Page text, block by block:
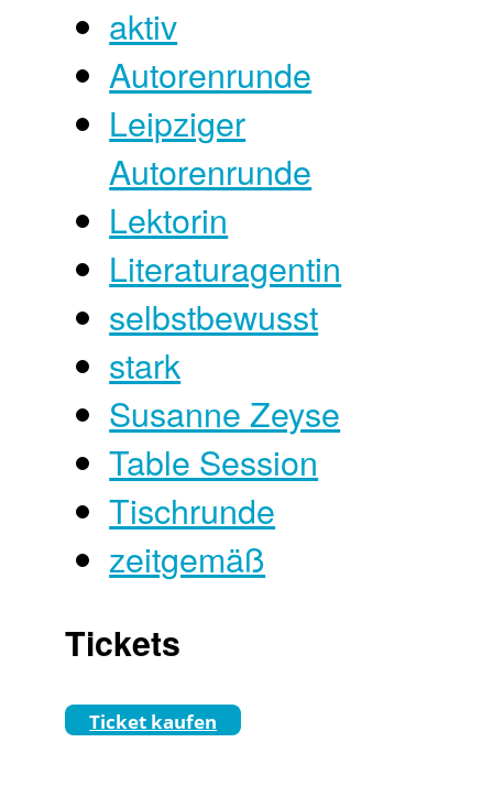
aktiv
Autorenrunde
Leipziger
Autorenrunde
Lektorin
Literaturagentin
selbstbewusst
stark
Susanne Zeyse
Table Session
Tischrunde
zeitgemäß
Tickets
Ticket kaufen